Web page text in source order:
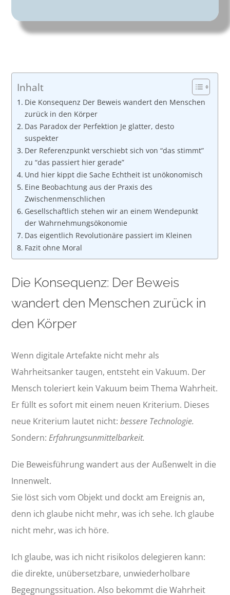
Inhalt
Die Konsequenz Der Beweis wandert den Menschen
zurück in den Körper
Das Paradox der Perfektion Je glatter, desto
suspekter
Der Referenzpunkt verschiebt sich von “das stimmt”
zu “das passiert hier gerade”
Und hier kippt die Sache Echtheit ist unökonomisch
Eine Beobachtung aus der Praxis des
Zwischenmenschlichen
Gesellschaftlich stehen wir an einem Wendepunkt
der Wahrnehmungsökonomie
Das eigentlich Revolutionäre passiert im Kleinen
Fazit ohne Moral
Die Konsequenz: Der Beweis
wandert den Menschen zurück in
den Körper
Wenn digitale Artefakte nicht mehr als
Wahrheitsanker taugen, entsteht ein Vakuum. Der
Mensch toleriert kein Vakuum beim Thema Wahrheit.
Er füllt es sofort mit einem neuen Kriterium. Dieses
neue Kriterium lautet nicht:bessere Technologie.
Sondern:Erfahrungsunmittelbarkeit.
Die Beweisführung wandert aus der Außenwelt in die
Innenwelt.
Sie löst sich vom Objekt und dockt am Ereignis an,
denn ich glaube nicht mehr, was ich sehe. Ich glaube
nicht mehr, was ich höre.
Ich glaube, was ich nicht risikolos delegieren kann:
die direkte, unübersetzbare, unwiederholbare
Begegnungssituation. Also bekommt die Wahrheit